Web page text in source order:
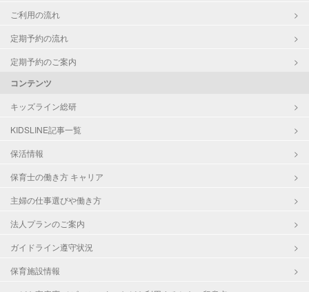
ご利用の流れ
定期予約の流れ
定期予約のご案内
コンテンツ
キッズライン総研
KIDSLINE記事一覧
保活情報
保育士の働き方 キャリア
主婦の仕事選びや働き方
法人プランのご案内
ガイドライン遵守状況
保育施設情報